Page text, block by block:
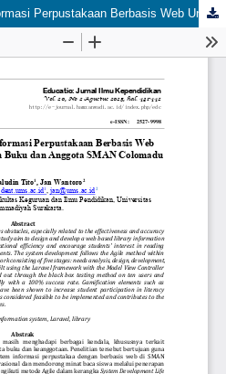
Pengembangan Sistem Informasi Perpustakaan Berbasis Web Untuk Efisiensi Pengelolaan Buku dan Anggota SMAN Colomadu